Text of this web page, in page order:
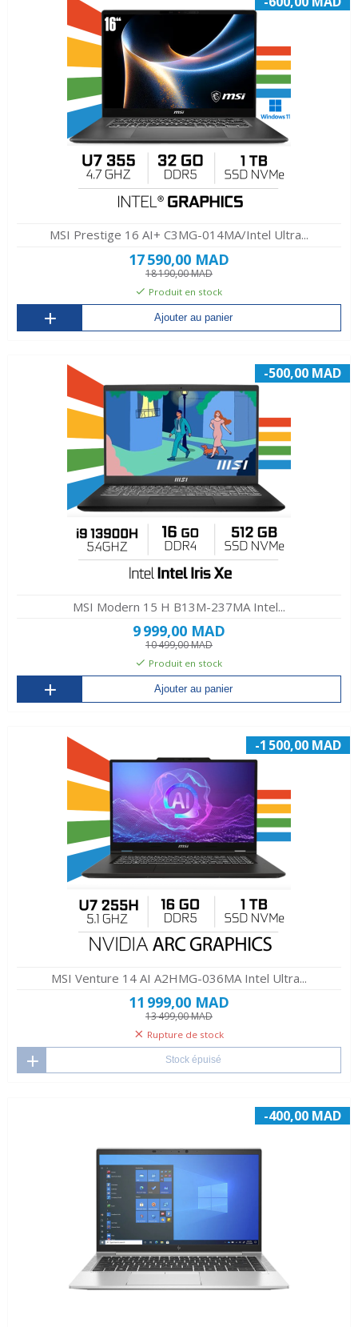
MSI Prestige 16 AI+ C3MG-014MA/Intel Ultra...
17 590,00 MAD
18 190,00 MAD
Produit en stock
Ajouter au panier
-500,00 MAD
MSI Modern 15 H B13M-237MA Intel...
9 999,00 MAD
10 499,00 MAD
Produit en stock
Ajouter au panier
-1 500,00 MAD
MSI Venture 14 AI A2HMG-036MA Intel Ultra...
11 999,00 MAD
13 499,00 MAD
Rupture de stock
Stock épuisé
-400,00 MAD